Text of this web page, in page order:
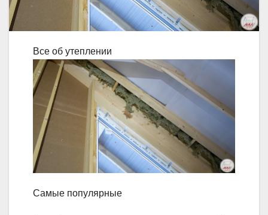
Все об утеплении
Самые популярные